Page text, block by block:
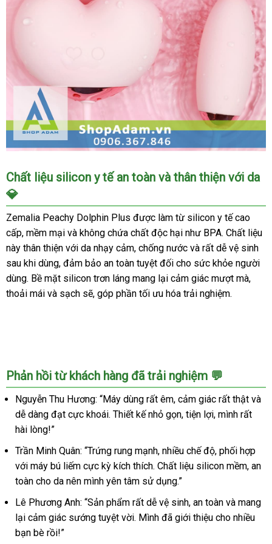
liếm
âm
Peachy
Dolphin
Plus
trứng
rung
siêu
mạnh
Máy
bú
liếm
âm
đạo
Zemalia
Peachy
Dolphin
Plus
trứng
Chất liệu silicon y tế an toàn và thân thiện với da
💎
Zemalia Peachy Dolphin Plus được làm từ silicon y tế cao
cấp, mềm mại và không chứa chất độc hại như BPA. Chất liệu
này thân thiện với da nhạy cảm, chống nước và rất dễ vệ sinh
sau khi dùng, đảm bảo an toàn tuyệt đối cho sức khỏe người
dùng. Bề mặt silicon trơn láng mang lại cảm giác mượt mà,
thoải mái và sạch sẽ, góp phần tối ưu hóa trải nghiệm.
Phản hồi từ khách hàng đã trải nghiệm 💬
Nguyễn Thu Hương: “Máy dùng rất êm, cảm giác rất thật và
dễ dàng đạt cực khoái. Thiết kế nhỏ gọn, tiện lợi, mình rất
hài lòng!”
Trần Minh Quân: “Trứng rung mạnh, nhiều chế độ, phối hợp
với máy bú liếm cực kỳ kích thích. Chất liệu silicon mềm, an
toàn cho da nên mình yên tâm sử dụng.”
Lê Phương Anh: “Sản phẩm rất dễ vệ sinh, an toàn và mang
lại cảm giác sướng tuyệt vời. Mình đã giới thiệu cho nhiều
bạn bè rồi!”